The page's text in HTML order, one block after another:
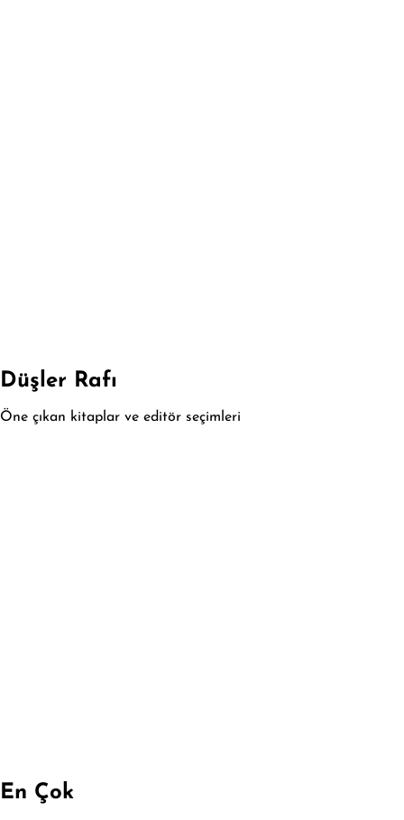
Düşler Rafı
Öne çıkan kitaplar ve editör seçimleri
En Çok